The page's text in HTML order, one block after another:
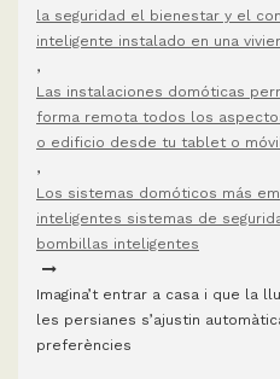
la seguridad el bienestar y el
inteligente instalado en una
,
Las instalaciones domóticas
forma remota todos los
o edificio desde tu tablet o
,
Los sistemas domóticos más
inteligentes sistemas de
bombillas inteligentes
Imagina’t entrar a casa i que la
les persianes s’ajustin
preferències